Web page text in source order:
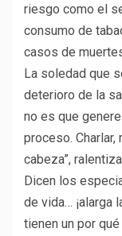
riesgo como el
consumo de
casos de
La soledad que
deterioro de la
no es que
proceso. Charlar,
cabeza”,
Dicen los
de vida… ¡alarga
tienen un por